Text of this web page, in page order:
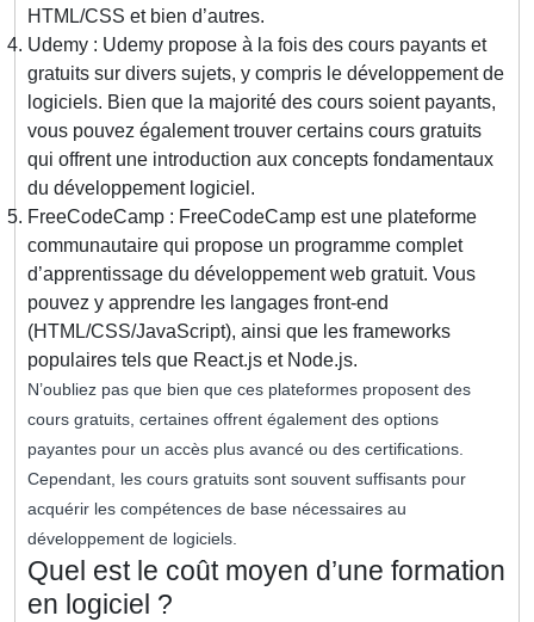
HTML/CSS et bien d’autres.
Udemy : Udemy propose à la fois des cours payants et
gratuits sur divers sujets, y compris le développement de
logiciels. Bien que la majorité des cours soient payants,
vous pouvez également trouver certains cours gratuits
qui offrent une introduction aux concepts fondamentaux
du développement logiciel.
FreeCodeCamp : FreeCodeCamp est une plateforme
communautaire qui propose un programme complet
d’apprentissage du développement web gratuit. Vous
pouvez y apprendre les langages front-end
(HTML/CSS/JavaScript), ainsi que les frameworks
populaires tels que React.js et Node.js.
N’oubliez pas que bien que ces plateformes proposent des
cours gratuits, certaines offrent également des options
payantes pour un accès plus avancé ou des certifications.
Cependant, les cours gratuits sont souvent suffisants pour
acquérir les compétences de base nécessaires au
développement de logiciels.
Quel est le coût moyen d’une formation
en logiciel ?